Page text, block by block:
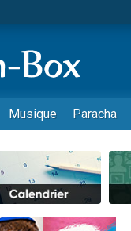
Torah-Box
d'Israel
dans un appartement
Musique Paracha